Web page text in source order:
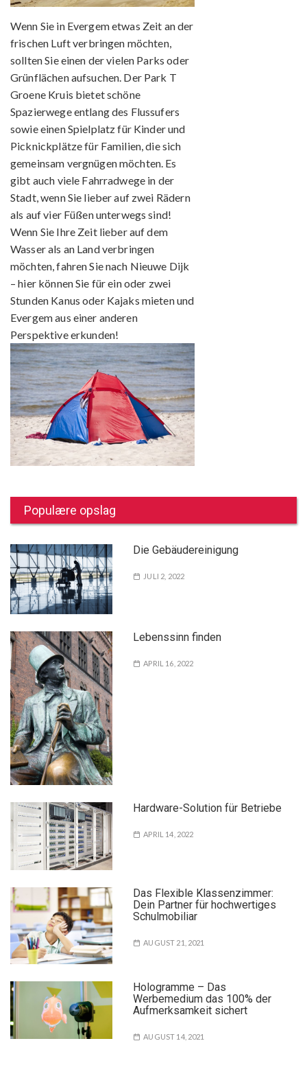
Wenn Sie in Evergem etwas Zeit an der
frischen Luft verbringen möchten,
sollten Sie einen der vielen Parks oder
Grünflächen aufsuchen. Der Park T
Groene Kruis bietet schöne
Spazierwege entlang des Flussufers
sowie einen Spielplatz für Kinder und
Picknickplätze für Familien, die sich
gemeinsam vergnügen möchten. Es
gibt auch viele Fahrradwege in der
Stadt, wenn Sie lieber auf zwei Rädern
als auf vier Füßen unterwegs sind!
Wenn Sie Ihre Zeit lieber auf dem
Wasser als an Land verbringen
möchten, fahren Sie nach Nieuwe Dijk
– hier können Sie für ein oder zwei
Stunden Kanus oder Kajaks mieten und
Evergem aus einer anderen
Perspektive erkunden!
Populære opslag
Die Gebäudereinigung
JULI 2, 2022
Lebenssinn finden
APRIL 16, 2022
Hardware-Solution für Betriebe
APRIL 14, 2022
Das Flexible Klassenzimmer:
Dein Partner für hochwertiges
Schulmobiliar
AUGUST 21, 2021
Hologramme – Das
Werbemedium das 100% der
Aufmerksamkeit sichert
AUGUST 14, 2021